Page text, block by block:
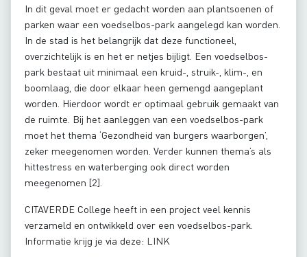
In dit geval moet er gedacht worden aan plantsoenen of
parken waar een voedselbos-park aangelegd kan worden.
In de stad is het belangrijk dat deze functioneel,
overzichtelijk is en het er netjes bijligt. Een voedselbos-
park bestaat uit minimaal een kruid-, struik-, klim-, en
boomlaag, die door elkaar heen gemengd aangeplant
worden. Hierdoor wordt er optimaal gebruik gemaakt van
de ruimte. Bij het aanleggen van een voedselbos-park
moet het thema ‘Gezondheid van burgers waarborgen’,
zeker meegenomen worden. Verder kunnen thema’s als
hittestress en waterberging ook direct worden
meegenomen [2].
CITAVERDE College heeft in een project veel kennis
verzameld en ontwikkeld over een voedselbos-park.
Informatie krijg je via deze: LINK